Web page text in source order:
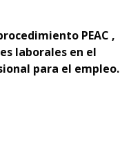
PEAC ,
laborales en el
para el empleo.